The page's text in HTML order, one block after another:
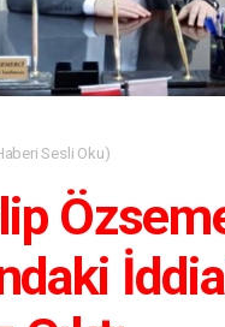
Sesli Oku)